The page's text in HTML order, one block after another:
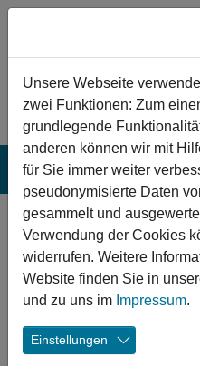
Zum Hauptinhalt springen
Kulturelle
„WortOrt“
Türen
Unsere Webseite
zwei Funktionen: Zum
grundlegende
anderen können wir mit
für Sie immer weiter
pseudonymisierte Daten
gesammelt und
Verwendung der Cookies
widerrufen. Weitere
Website finden Sie in
und zu uns im Impressum.
Einstellungen